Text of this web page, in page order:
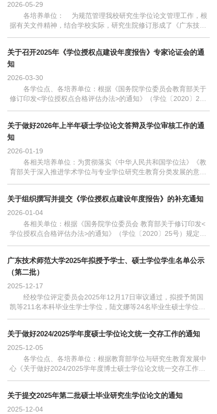
2026-05-29
各培养单位： 为规范管理我校研究生学位论文管理工作，根
据有关文件精神，结合学校实际，研究生院修订形成了《广东技术
关于召开2025年《学位授权点建设年度报告》专家论证会的通
知
2026-03-30
各学位点、各培养单位：根据《国务院学位委员会教育部关于
修订印发<学位授权点合格评估办法>的通知》（学位〔2020〕25
关于做好2026年上半年硕士学位论文答辩及学位审核工作的通
知
2026-01-19
各相关培养单位：为贯彻落实《中华人民共和国学位法》《教
育部关于深入推进学术学位与专业学位研究生教育分类发展的意
关于组织撰写并提交《学位授权点建设年度报告》的补充通知
2026-01-04
各相关单位：根据《国务院学位委员会 教育部关于修订印发<
学位授权点合格评估办法>的通知》（学位〔2020〕25号）规定，
广东技术师范大学2025年拟授予学士、硕士学位学生名单公示
（第二批）
2025-12-17
经校学位评定委员会2025年12月17日审议通过，拟授予简国
凯等211名本科毕业生学士学位，陆文娜等24名毕业生硕士学位。
关于做好2024/2025学年度硕士学位论文统一交存工作的通知
2025-12-05
各学位点、各培养单位：根据教育部学位与研究生教育发展中
心《关于做好2024/2025学年度博士硕士学位论文统一交存工作的
关于提交2025年第二批硕士毕业研究生学位论文的通知
2025-12-04